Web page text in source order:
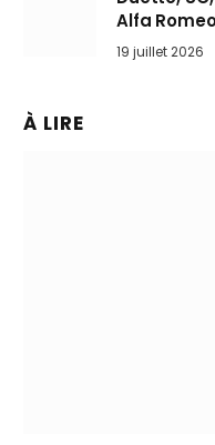
Alfa
l’art de
19 juillet 2026
À LIRE